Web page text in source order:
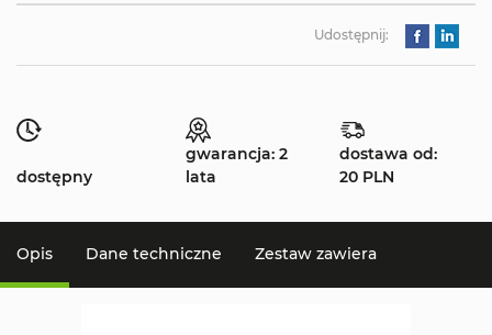
Udostępnij:
dostępny
gwarancja: 2
lata
dostawa od:
20 PLN
Opis Dane techniczne Zestaw zawiera